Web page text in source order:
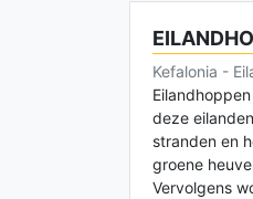
Kefalonia -
deze
stranden en
groene
Vervolgens